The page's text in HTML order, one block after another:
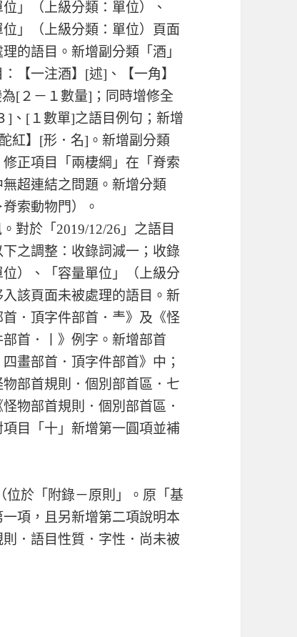
」（上級分類：單位）、
」（上級分類：單位）頁面
的語目。新增副分類「酒」
【一注酒】[述]、【一角】
[２－１數量]；同時增修全
]、[１數單]之語目例句；新增
紅】[形．名]。新增副分類
正項目「兩棲綱」在「脊索
超連結之問題。新增分類
索動物門）。
對於「2019/12/26」之語目
之調整：收錄詞減一；收錄
）、「容量單位」（上級分
該頁面未被處理的語目。新
．頂字件部首．龶》及《怪
首．丨》例字。新增部首
畫部首．頂字件部首》中；
部首規則．個別部首區．七
物部首規則．個別部首區．
目「十」新增第一圓項並補
位於「附錄－原則」。原「基
項，且另新增第二項說明本
．語目性質．字性．尚未被